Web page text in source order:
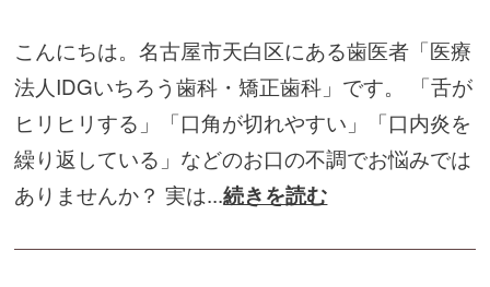
こんにちは。名古屋市天白区にある歯医者「医療
法人IDGいちろう歯科・矯正歯科」です。 「舌が
ヒリヒリする」「口角が切れやすい」「口内炎を
繰り返している」などのお口の不調でお悩みでは
ありませんか？ 実は...続きを読む